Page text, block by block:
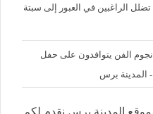
الراغبين في العبور إلى سبتة
الفن يتوافدون على حفل
المدينة برس
موقع المدينة برس نقدم لكم